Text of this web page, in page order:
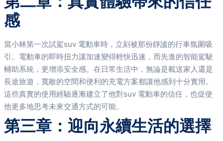
感
當小林第一次試駕suv 電動車時，立刻被那份靜謐的行車氛圍吸
引。電動車的即時扭力讓加速變得輕快迅速，而先進的智能駕駛
輔助系統，更增添安全感。在日常生活中，無論是載送家人還是
長途旅遊，寬敞的空間和便利的充電方案都讓他感到十分實用。
這些真實的使用經驗逐漸建立了他對suv 電動車的信任，也促使
他更多地思考未來交通方式的可能。
第三章：迎向永續生活的選擇